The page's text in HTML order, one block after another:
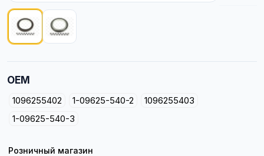
OEM
1096255402 1-09625-540-2
1096255403
1-09625-540-3
Розничный магазин